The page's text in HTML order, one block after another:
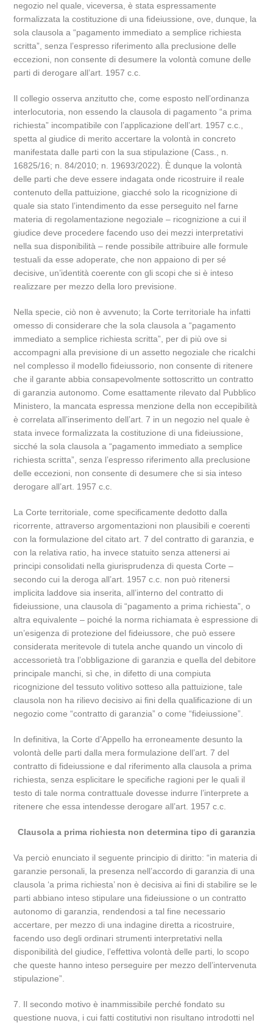
negozio nel quale, viceversa, è stata espressamente
formalizzata la costituzione di una fideiussione, ove, dunque, la
sola clausola a “pagamento immediato a semplice richiesta
scritta”, senza l’espresso riferimento alla preclusione delle
eccezioni, non consente di desumere la volontà comune delle
parti di derogare all’art. 1957 c.c.
Il collegio osserva anzitutto che, come esposto nell’ordinanza
interlocutoria, non essendo la clausola di pagamento “a prima
richiesta” incompatibile con l’applicazione dell’art. 1957 c.c.,
spetta al giudice di merito accertare la volontà in concreto
manifestata dalle parti con la sua stipulazione (Cass., n.
16825/16; n. 84/2010; n. 19693/2022). È dunque la volontà
delle parti che deve essere indagata onde ricostruire il reale
contenuto della pattuizione, giacché solo la ricognizione di
quale sia stato l’intendimento da esse perseguito nel farne
materia di regolamentazione negoziale – ricognizione a cui il
giudice deve procedere facendo uso dei mezzi interpretativi
nella sua disponibilità – rende possibile attribuire alle formule
testuali da esse adoperate, che non appaiono di per sé
decisive, un’identità coerente con gli scopi che si è inteso
realizzare per mezzo della loro previsione.
Nella specie, ciò non è avvenuto; la Corte territoriale ha infatti
omesso di considerare che la sola clausola a “pagamento
immediato a semplice richiesta scritta”, per di più ove si
accompagni alla previsione di un assetto negoziale che ricalchi
nel complesso il modello fideiussorio, non consente di ritenere
che il garante abbia consapevolmente sottoscritto un contratto
di garanzia autonomo. Come esattamente rilevato dal Pubblico
Ministero, la mancata espressa menzione della non eccepibilità
è correlata all’inserimento dell’art. 7 in un negozio nel quale è
stata invece formalizzata la costituzione di una fideiussione,
sicché la sola clausola a “pagamento immediato a semplice
richiesta scritta”, senza l’espresso riferimento alla preclusione
delle eccezioni, non consente di desumere che si sia inteso
derogare all’art. 1957 c.c.
La Corte territoriale, come specificamente dedotto dalla
ricorrente, attraverso argomentazioni non plausibili e coerenti
con la formulazione del citato art. 7 del contratto di garanzia, e
con la relativa ratio, ha invece statuito senza attenersi ai
principi consolidati nella giurisprudenza di questa Corte –
secondo cui la deroga all’art. 1957 c.c. non può ritenersi
implicita laddove sia inserita, all’interno del contratto di
fideiussione, una clausola di “pagamento a prima richiesta”, o
altra equivalente – poiché la norma richiamata è espressione di
un’esigenza di protezione del fideiussore, che può essere
considerata meritevole di tutela anche quando un vincolo di
accessorietà tra l’obbligazione di garanzia e quella del debitore
principale manchi, sì che, in difetto di una compiuta
ricognizione del tessuto volitivo sotteso alla pattuizione, tale
clausola non ha rilievo decisivo ai fini della qualificazione di un
negozio come “contratto di garanzia” o come “fideiussione”.
In definitiva, la Corte d’Appello ha erroneamente desunto la
volontà delle parti dalla mera formulazione dell’art. 7 del
contratto di fideiussione e dal riferimento alla clausola a prima
richiesta, senza esplicitare le specifiche ragioni per le quali il
testo di tale norma contrattuale dovesse indurre l’interprete a
ritenere che essa intendesse derogare all’art. 1957 c.c.
Clausola a prima richiesta non determina tipo di garanzia
Va perciò enunciato il seguente principio di diritto: “in materia di
garanzie personali, la presenza nell’accordo di garanzia di una
clausola ‘a prima richiesta’ non è decisiva ai fini di stabilire se le
parti abbiano inteso stipulare una fideiussione o un contratto
autonomo di garanzia, rendendosi a tal fine necessario
accertare, per mezzo di una indagine diretta a ricostruire,
facendo uso degli ordinari strumenti interpretativi nella
disponibilità del giudice, l’effettiva volontà delle parti, lo scopo
che queste hanno inteso perseguire per mezzo dell’intervenuta
stipulazione”.
7. Il secondo motivo è inammissibile perché fondato su
questione nuova, i cui fatti costitutivi non risultano introdotti nel